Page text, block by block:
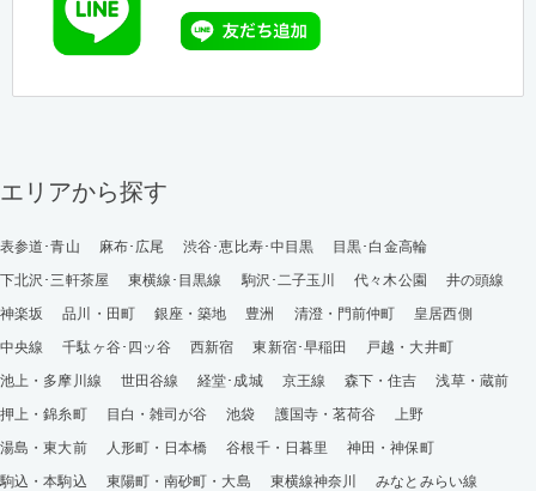
エリアから探す
表参道･青山 麻布･広尾 渋谷･恵比寿･中目黒
目黒･白金高輪
下北沢･三軒茶屋
東横線･目黒線 駒沢･二子玉川 代々木公園
井の頭線
神楽坂
品川・田町 銀座・築地 豊洲 清澄・門前仲町
皇居西側
中央線
千駄ヶ谷･四ッ谷 西新宿 東新宿･早稲田
戸越・大井町
池上・多摩川線
世田谷線 経堂･成城 京王線 森下・住吉
浅草・蔵前
押上・錦糸町
目白・雑司が谷 池袋 護国寺・茗荷谷
上野
湯島・東大前
人形町・日本橋 谷根千・日暮里
神田・神保町
駒込・本駒込
東陽町・南砂町・大島 東横線神奈川
みなとみらい線